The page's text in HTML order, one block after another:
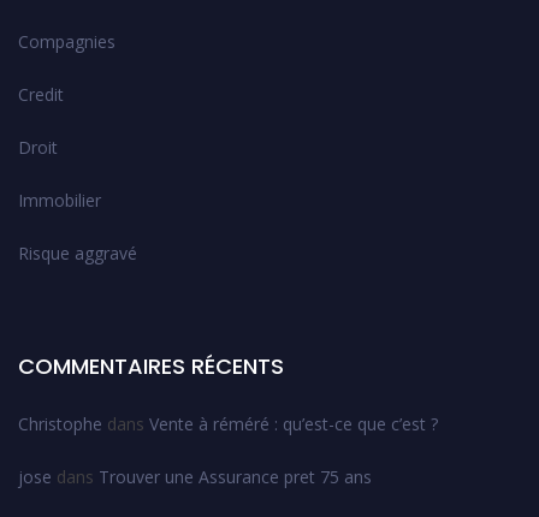
Compagnies
Credit
Droit
Immobilier
Risque aggravé
COMMENTAIRES RÉCENTS
Christophe dans Vente à réméré : qu’est-ce que c’est ?
jose dans Trouver une Assurance pret 75 ans